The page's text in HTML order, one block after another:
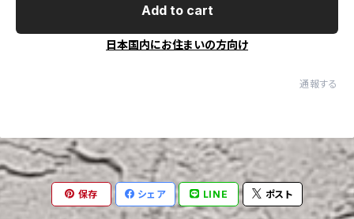
Add to cart
日本国内にお住まいの方向け
通報する
保存 シェア LINE ポスト